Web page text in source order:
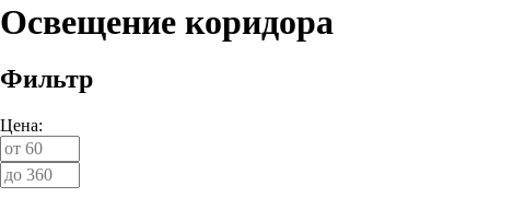
Освещение коридора
Фильтр
Цена: